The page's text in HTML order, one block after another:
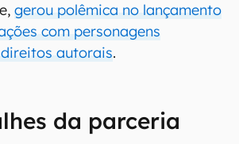
gerou polêmica no lançamento
com personagens
autorais.
da parceria